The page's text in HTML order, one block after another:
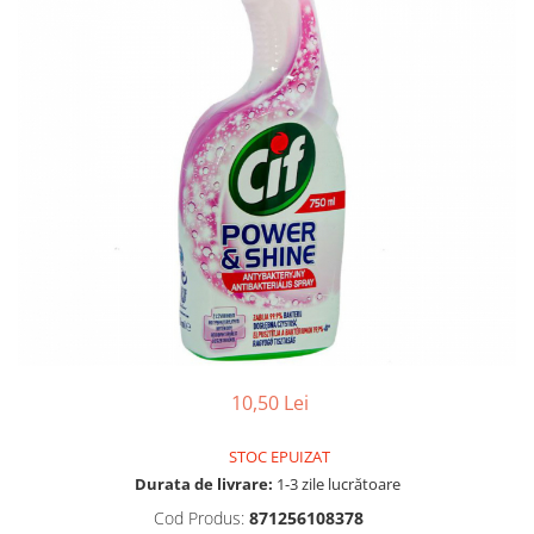
Echipamente de curăţenie
Folie aluminiu,folie alimentara
Produse pentru coafat
Tratament pentru par, conditioner
10,50 Lei
STOC EPUIZAT
Durata de livrare: 1-3 zile lucrătoare
Cod Produs: 871256108378